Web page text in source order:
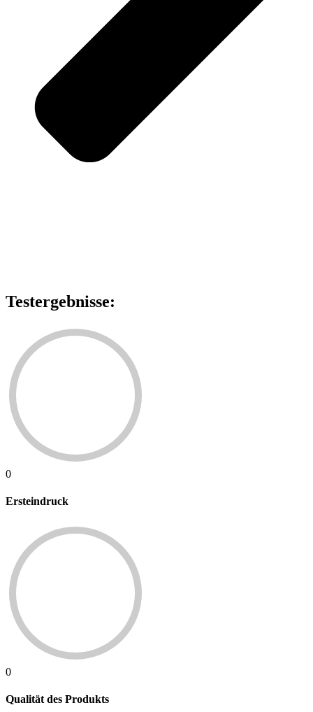
Testergebnisse:
0
Ersteindruck
0
Qualität des Produkts